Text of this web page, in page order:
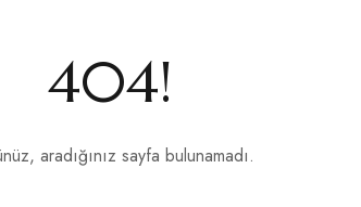
404!
aradığınız sayfa bulunamadı.